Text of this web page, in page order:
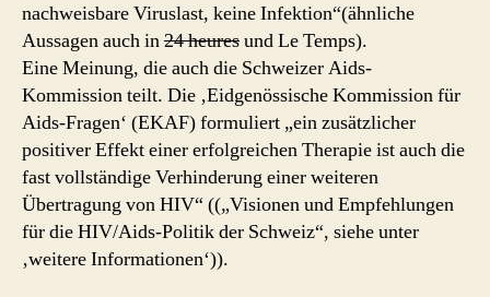
nachweisbare Viruslast, keine Infektion“(ähnliche
Aussagen auch in24 heuresund Le Temps).
Eine Meinung, die auch die Schweizer Aids-
Kommission teilt. Die ‚Eidgenössische Kommission für
Aids-Fragen‘ (EKAF) formuliert „ein zusätzlicher
positiver Effekt einer erfolgreichen Therapie ist auch die
fast vollständige Verhinderung einer weiteren
Übertragung von HIV“ ((„Visionen und Empfehlungen
für die HIV/Aids-Politik der Schweiz“, siehe unter
‚weitere Informationen‘)).